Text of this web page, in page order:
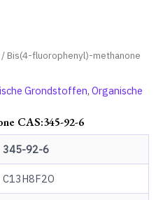
/ Bis(4-fluorophenyl)-methanone
Grondstoffen, Organische
CAS:345-92-6
345-92-6
C13H8F2O